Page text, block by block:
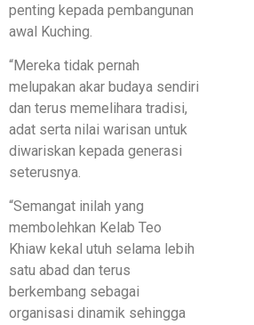
penting kepada pembangunan
awal Kuching.
“Mereka tidak pernah
melupakan akar budaya sendiri
dan terus memelihara tradisi,
adat serta nilai warisan untuk
diwariskan kepada generasi
seterusnya.
“Semangat inilah yang
membolehkan Kelab Teo
Khiaw kekal utuh selama lebih
satu abad dan terus
berkembang sebagai
organisasi dinamik sehingga